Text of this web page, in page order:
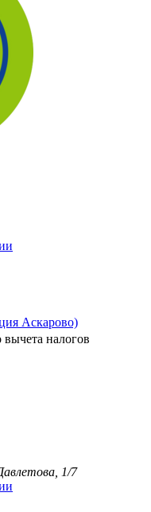
Аскарово)
вычета налогов
1/7